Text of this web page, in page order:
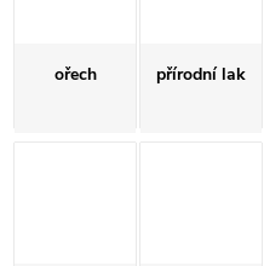
ořech přírodní lak